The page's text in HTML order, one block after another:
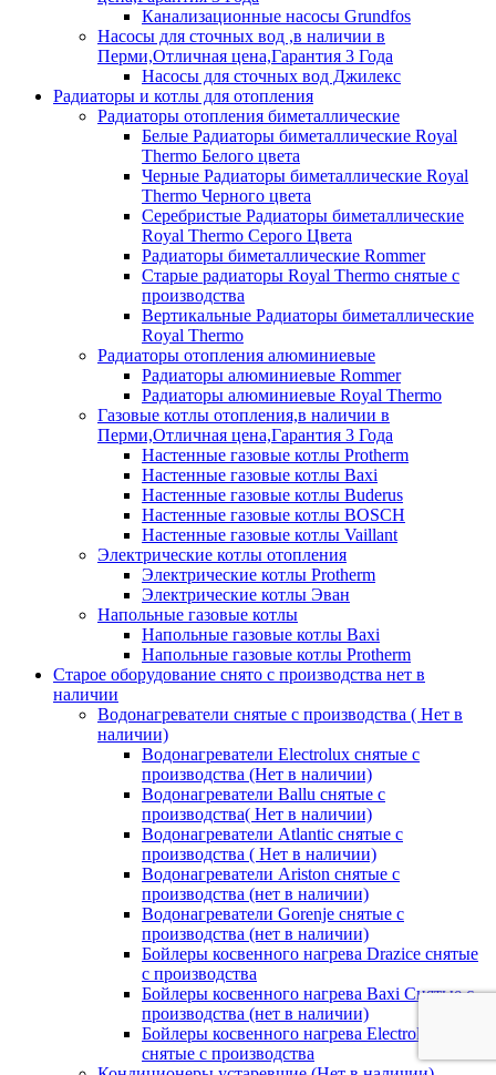
Канализационные насосы Grundfos
Насосы для сточных вод ,в наличии в
Перми,Отличная цена,Гарантия 3 Года
Насосы для сточных вод Джилекс
Радиаторы и котлы для отопления
Радиаторы отопления биметаллические
Белые Радиаторы биметаллические Royal
Thermo Белого цвета
Черные Радиаторы биметаллические Royal
Thermo Черного цвета
Серебристые Радиаторы биметаллические
Royal Thermo Серого Цвета
Радиаторы биметаллические Rommer
Старые радиаторы Royal Thermo снятые с
производства
Вертикальные Радиаторы биметаллические
Royal Thermo
Радиаторы отопления алюминиевые
Радиаторы алюминиевые Rommer
Радиаторы алюминиевые Royal Thermo
Газовые котлы отопления,в наличии в
Перми,Отличная цена,Гарантия 3 Года
Настенные газовые котлы Protherm
Настенные газовые котлы Baxi
Настенные газовые котлы Buderus
Настенные газовые котлы BOSCH
Настенные газовые котлы Vaillant
Электрические котлы отопления
Электрические котлы Protherm
Электрические котлы Эван
Напольные газовые котлы
Напольные газовые котлы Baxi
Напольные газовые котлы Protherm
Старое оборудование снято с производства нет в
наличии
Водонагреватели снятые с производства ( Нет в
наличии)
Водонагреватели Electrolux снятые с
производства (Нет в наличии)
Водонагреватели Ballu снятые с
производства( Нет в наличии)
Водонагреватели Atlantic снятые с
производства ( Нет в наличии)
Водонагреватели Ariston снятые с
производства (нет в наличии)
Водонагреватели Gorenje снятые с
производства (нет в наличии)
Бойлеры косвенного нагрева Drazice снятые
с производства
Бойлеры косвенного нагрева Baxi Снятые с
производства (нет в наличии)
Бойлеры косвенного нагрева Electrolux
снятые с производства